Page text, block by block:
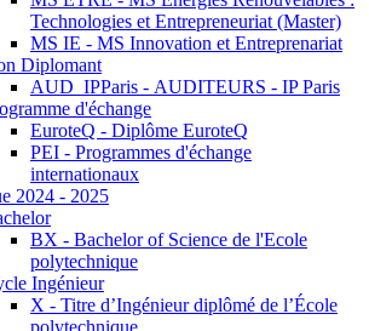
Technologies et Entrepreneuriat (Master)
MS IE - MS Innovation et Entreprenariat
Diplomant
AUD_IPParis - AUDITEURS - IP Paris
d'échange
EuroteQ - Diplôme EuroteQ
PEI - Programmes d'échange
internationaux
2024 - 2025
BX - Bachelor of Science de l'Ecole
polytechnique
Ingénieur
X - Titre d’Ingénieur diplômé de l’École
polytechnique